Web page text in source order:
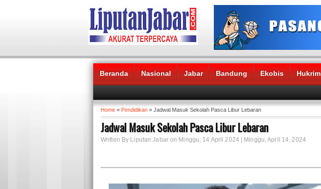
Beranda Nasional Jabar Bandung Ekobis Hukrim
Headlines News :
Home » Pendidikan » Jadwal Masuk Sekolah Pasca Libur Lebaran
Jadwal Masuk Sekolah Pasca Libur Lebaran
Written By Liputan Jabar on Minggu, 14 April 2024 | Minggu, April 14, 2024